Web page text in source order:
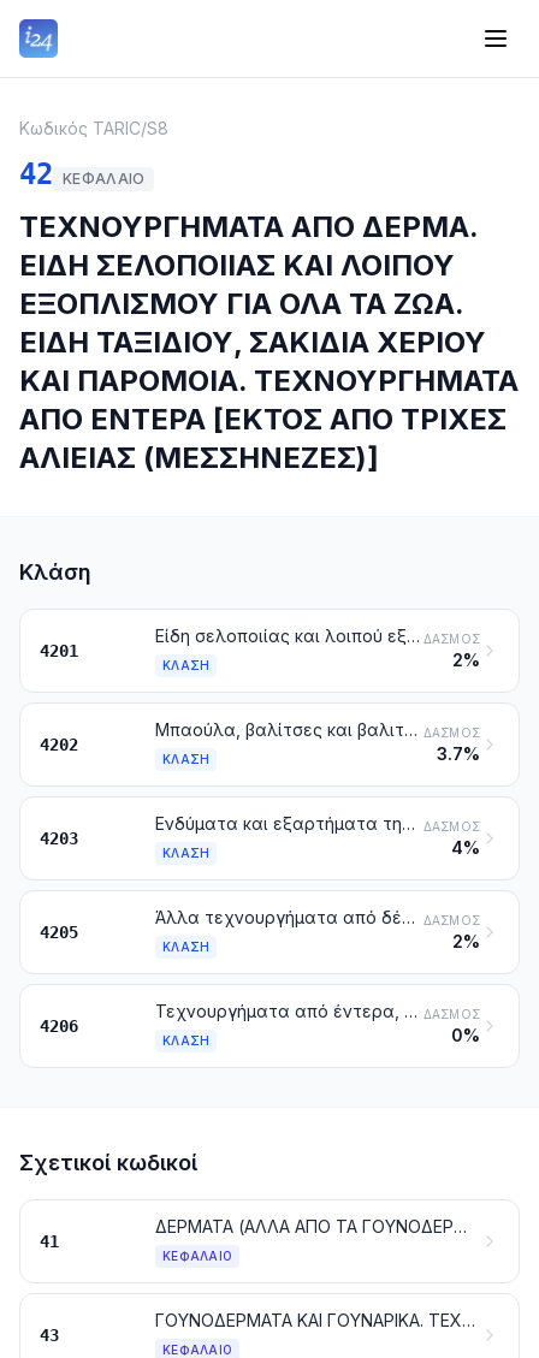
Κωδικός TARIC/S8
42 ΚΕΦΆΛΑΙΟ
ΤΕΧΝΟΥΡΓΗΜΑΤΑ ΑΠΟ ΔΕΡΜΑ.
ΕΙΔΗ ΣΕΛΟΠΟΙΙΑΣ ΚΑΙ ΛΟΙΠΟΥ
ΕΞΟΠΛΙΣΜΟΥ ΓΙΑ ΟΛΑ ΤΑ ΖΩΑ.
ΕΙΔΗ ΤΑΞΙΔΙΟΥ, ΣΑΚΙΔΙΑ ΧΕΡΙΟΥ
ΚΑΙ ΠΑΡΟΜΟΙΑ. ΤΕΧΝΟΥΡΓΗΜΑΤΑ
ΑΠΟ ΕΝΤΕΡΑ [ΕΚΤΟΣ ΑΠΟ ΤΡΙΧΕΣ
ΑΛΙΕΙΑΣ (ΜΕΣΣΗΝΕΖΕΣ)]
Κλάση
4201
Είδη σελοποιίας και λοιπού εξοπλισμού για όλα τα ζώα [στα οποία περιλαμβάνονται και τα ζυγολούρια, λουριά για τη συγκράτηση (λυτάρια), επιγονατίδες, φίμωτρα, υποσάγματα, σακίδια για σέλες, προστατευτικά παλτά για σκύλους και παρόμοια είδη], από κάθε ύλη
ΚΛΆΣΗ
ΔΑΣΜΌΣ
2%
4202
Μπαούλα, βαλίτσες και βαλιτσάκια, στα οποία περιλαμβάνονται και τα βαλιτσάκια για είδη καλλωπισμού και τα βαλιτσάκια για έγγραφα, οι χαρτοφύλακες γενικά, θήκες για ματογυάλια, θήκες για κυάλια, για φωτογραφικές και κινηματογραφικές μηχανές, για μουσικά όργανα ή όπλα και παρόμοια. Σάκοι ταξιδιού, μονωτικοί σάκοι για προϊόντα διατροφής και ποτά, θήκες για είδη καλλωπισμού, σάκοι ράχης, σακίδια χεριού, σάκοι για ψώνια, πορτοφόλια για χαρτονομίσματα και κέρματα, θήκες για επισκεπτήρια, τσιγαροθήκες, καπνοσακούλες, θήκες εργαλείων, σάκοι για είδη αθλητισμού, κουτιά για φιαλίδια ή κοσμήματα, κουτιά πούδρας, θήκες για τιμαλφή και παρόμοια, από δέρμα φυσικό ή ανασχηματισμένο, από φύλλα πλαστικών υλών, από υφαντικές ύλες, από βουλκανισμένη κυτταρίνη ή από χαρτόνι, ή καλυμμένα, εξ ολοκλήρου ή κατά μεγαλύτερο μέρος, από αυτές τις ίδιες ύλες ή από χαρτί
ΚΛΆΣΗ
ΔΑΣΜΌΣ
3.7%
4203
Ενδύματα και εξαρτήματα της ένδυσης από δέρμα φυσικό ή ανασχηματισμένο
ΚΛΆΣΗ
ΔΑΣΜΌΣ
4%
4205
Άλλα τεχνουργήματα από δέρμα φυσικό ή ανασχηματισμένο
ΚΛΆΣΗ
ΔΑΣΜΌΣ
2%
4206
Τεχνουργήματα από έντερα, από μεμβράνες, από ζωικές κύστεις ή από τένοντες
ΚΛΆΣΗ
ΔΑΣΜΌΣ
0%
Σχετικοί κωδικοί
41
ΔΕΡΜΑΤΑ (ΑΛΛΑ ΑΠΟ ΤΑ ΓΟΥΝΟΔΕΡΜΑΤΑ)
ΚΕΦΆΛΑΙΟ
43
ΓΟΥΝΟΔΕΡΜΑΤΑ ΚΑΙ ΓΟΥΝΑΡΙΚΑ. ΤΕΧΝΗΤΑ ΓΟΥΝΟΔΕΡΜΑΤΑ
ΚΕΦΆΛΑΙΟ